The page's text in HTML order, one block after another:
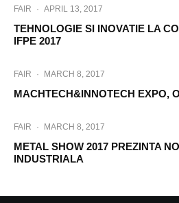
FAIR · APRIL 13, 2017
TEHNOLOGIE SI INOVATIE LA
IFPE 2017
FAIR · MARCH 8, 2017
MACHTECH&INNOTECH EXPO,
FAIR · MARCH 8, 2017
METAL SHOW 2017 PREZINTA
INDUSTRIALA